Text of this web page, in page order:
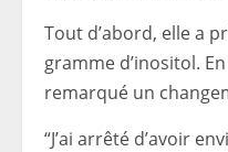
Tout d’abord, elle a
gramme d’inositol.
remarqué un
“J’ai arrêté d’avoir